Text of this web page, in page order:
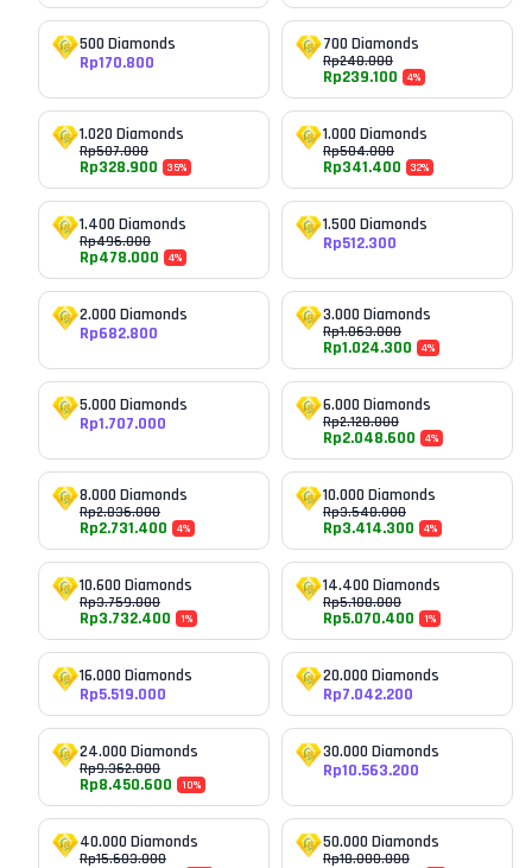
500 Diamonds
Rp170.800
700 Diamonds
Rp248.000
Rp239.100 4%
1.020 Diamonds
Rp507.000
Rp328.900 35%
1.000 Diamonds
Rp504.000
Rp341.400 32%
1.400 Diamonds
Rp496.000
Rp478.000 4%
1.500 Diamonds
Rp512.300
2.000 Diamonds
Rp682.800
3.000 Diamonds
Rp1.063.000
Rp1.024.300 4%
5.000 Diamonds
Rp1.707.000
6.000 Diamonds
Rp2.128.000
Rp2.048.600 4%
8.000 Diamonds
Rp2.836.000
Rp2.731.400 4%
10.000 Diamonds
Rp3.548.000
Rp3.414.300 4%
10.600 Diamonds
Rp3.759.000
Rp3.732.400 1%
14.400 Diamonds
Rp5.108.000
Rp5.070.400 1%
16.000 Diamonds
Rp5.519.000
20.000 Diamonds
Rp7.042.200
24.000 Diamonds
Rp9.362.000
Rp8.450.600 10%
30.000 Diamonds
Rp10.563.200
40.000 Diamonds
Rp15.603.000
50.000 Diamonds
Rp18.000.000